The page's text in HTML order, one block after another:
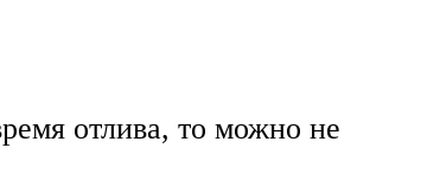
отлива, то можно не